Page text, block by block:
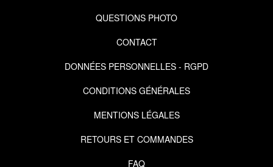
QUESTIONS PHOTO
CONTACT
DONNÉES PERSONNELLES - RGPD
CONDITIONS GÉNÉRALES
MENTIONS LÉGALES
RETOURS ET COMMANDES
FAQ